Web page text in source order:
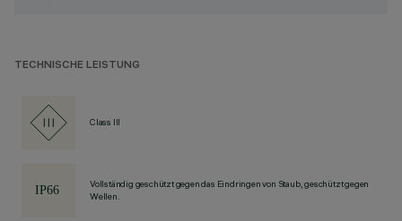
TECHNISCHE LEISTUNG
Class III
Vollständig geschützt gegen das Eindringen von Staub, geschützt gegen
Wellen.